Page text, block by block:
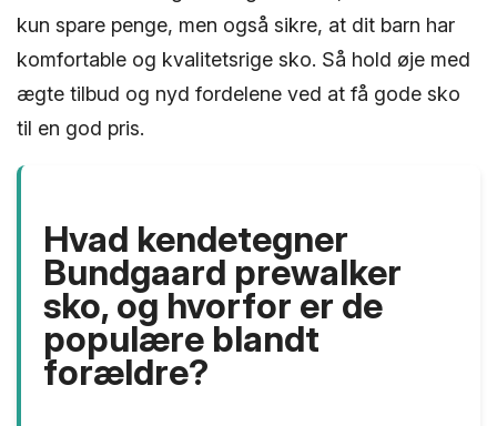
kun spare penge, men også sikre, at dit barn har
komfortable og kvalitetsrige sko. Så hold øje med
ægte tilbud og nyd fordelene ved at få gode sko
til en god pris.
Hvad kendetegner
Bundgaard prewalker
sko, og hvorfor er de
populære blandt
forældre?